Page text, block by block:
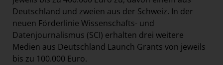
Deutschland und zweien aus der Schweiz. In der
neuen Förderlinie Wissenschafts- und
Datenjournalismus (SCI) erhalten drei weitere
Medien aus Deutschland Launch Grants von jeweils
bis zu 100.000 Euro.